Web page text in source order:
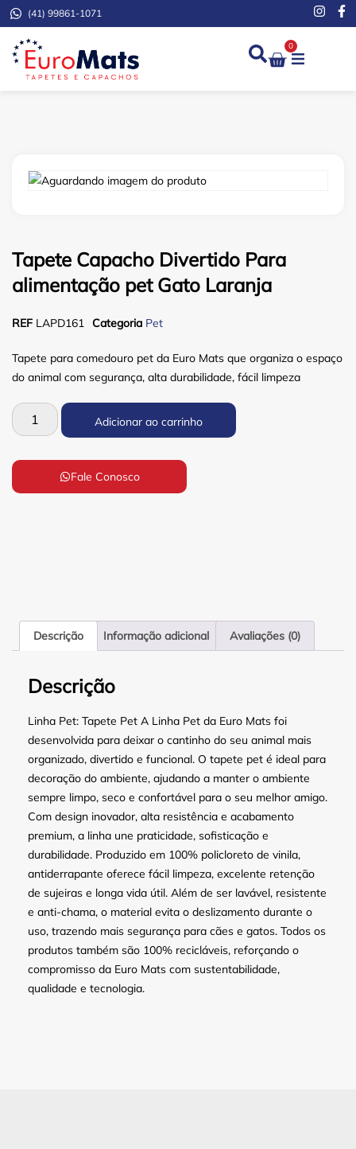
(41) 99861-1071
0
Tapete Capacho Divertido Para
alimentação pet Gato Laranja
REF LAPD161 Categoria Pet
Tapete para comedouro pet da Euro Mats que organiza o espaço
do animal com segurança, alta durabilidade, fácil limpeza
Adicionar ao carrinho
Fale Conosco
Descrição Informação adicional Avaliações (0)
Descrição
Linha Pet: Tapete Pet A Linha Pet da Euro Mats foi
desenvolvida para deixar o cantinho do seu animal mais
organizado, divertido e funcional. O tapete pet é ideal para
decoração do ambiente, ajudando a manter o ambiente
sempre limpo, seco e confortável para o seu melhor amigo.
Com design inovador, alta resistência e acabamento
premium, a linha une praticidade, sofisticação e
durabilidade. Produzido em 100% policloreto de vinila,
antiderrapante oferece fácil limpeza, excelente retenção
de sujeiras e longa vida útil. Além de ser lavável, resistente
e anti-chama, o material evita o deslizamento durante o
uso, trazendo mais segurança para cães e gatos. Todos os
produtos também são 100% recicláveis, reforçando o
compromisso da Euro Mats com sustentabilidade,
qualidade e tecnologia.